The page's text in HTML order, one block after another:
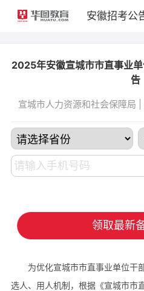
安徽招考公
2025年安徽宣城市市直事业
告
宣城市人力资源和社会保障局
领取最新
为优化宣城市市直事业单位干
选人、用人机制，根据《宣城市市